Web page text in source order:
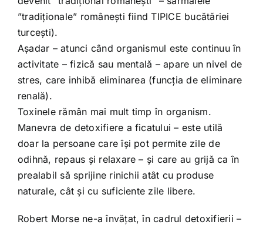
”tradiționale” românești fiind TIPICE bucătăriei
turcești).
Așadar – atunci când organismul este continuu în
activitate – fizică sau mentală – apare un nivel de
stres, care inhibă eliminarea (funcția de eliminare
renală).
Toxinele rămân mai mult timp în organism.
Manevra de detoxifiere a ficatului – este utilă
doar la persoane care își pot permite zile de
odihnă, repaus și relaxare – și care au grijă ca în
prealabil să sprijine rinichii atât cu produse
naturale, cât și cu suficiente zile libere.
Robert Morse ne-a învățat, în cadrul detoxifierii –